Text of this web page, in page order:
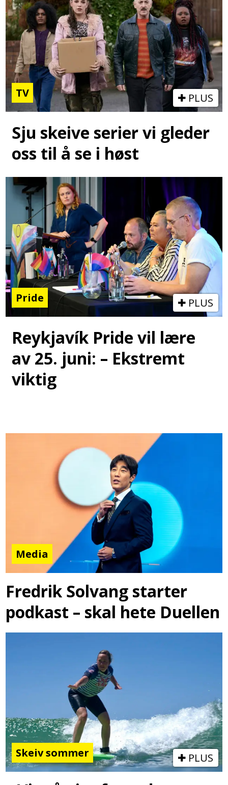
TV PLUS
Sju skeive serier vi gleder
oss til å se i høst
Pride PLUS
Reykjavík Pride vil lære
av 25. juni: – Ekstremt
viktig
Media
Fredrik Solvang starter
podkast – skal hete Duellen
Skeiv sommer PLUS